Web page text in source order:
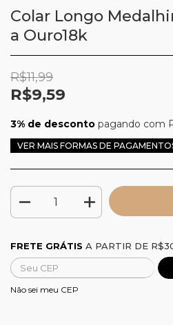
Colar Longo
a Ouro18k
R$11,99
R$9,59
3% de desconto pagando com
VER MAIS FORMAS DE
Frete grátis
Entregas para o CEP:
FRETE GRÁTIS A PARTIR DE
Não sei meu CEP